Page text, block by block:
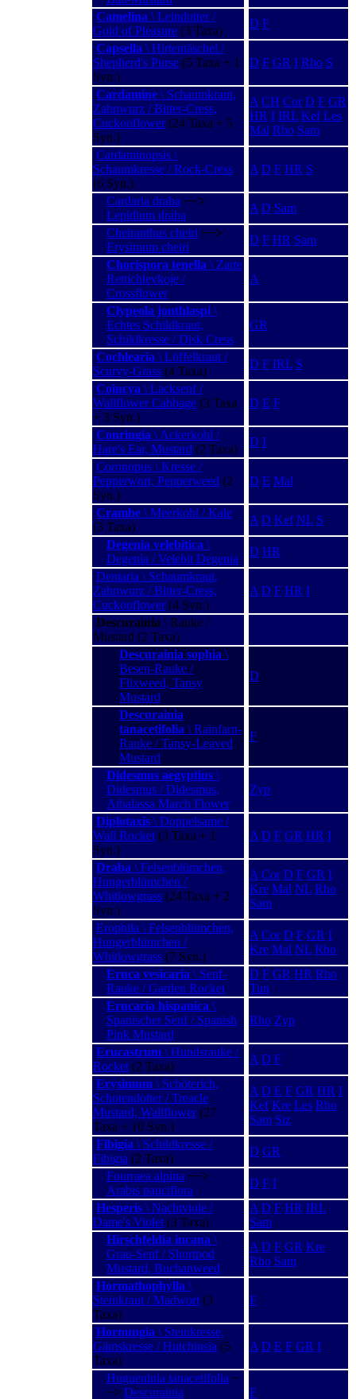
Camelina \ Leindotter /
Gold of Pleasure (3 Taxa)
D F
Capsella \ Hirtentäschel /
Shepherd's Purse (5 Taxa + 1
Syn.)
D F GR I Rho S
Cardamine \ Schaumkraut,
Zahnwurz / Bitter-Cress,
Cuckooflower(24 Taxa + 5
Syn.)
A CH Cor D F GR
HR I IRL Kef Les
Mal Rho Sam
Cardaminopsis \
Schaumkresse / Rock-Cress
(6 Syn.)
A D F HR S
Cardaria draba −−>
Lepidium draba
A D Sam
Cheiranthus cheiri −−>
Erysimum cheiri
D F HR Sam
Chorispora tenella \ Zarte
Rettichlevkoje /
Crossflower
A
Clypeola jonthlaspi \
Echtes Schildkraut,
Schildkresse / Disk Cress
GR
Cochlearia \ Löffelkraut /
Scurvy-Grass (4 Taxa)
D F IRL S
Coincya \ Lacksenf /
Wallflower Cabbage (3 Taxa
+ 3 Syn.)
D E F
Conringia \ Ackerkohl /
Hare's Ear, Mustard (2 Taxa)
D I
Coronopus \ Kresse /
Pepperwort, Pepperweed (2
Syn.)
D E Mal
Crambe \ Meerkohl / Kale
(3 Taxa)
A D Kef NL S
Degenia velebitica \
Degenia / Velebit Degenia
D HR
Dentaria \ Schaumkraut,
Zahnwurz / Bitter-Cress,
Cuckooflower(4 Syn.)
A D F HR I
Descurainia \ Rauke /
Mustard (2 Taxa)
Descurainia sophia \
Besen-Rauke /
Flixweed, Tansy
Mustard
D
Descurainia
tanacetifolia \ Rainfarn-
Rauke / Tansy-Leaved
Mustard
F
Didesmus aegyptius \
Didesmus / Didesmus,
Athalassa March Flower
Zyp
Diplotaxis \ Doppelsame /
Wall Rocket (3 Taxa + 1
Syn.)
A D F GR HR I
Draba \ Felsenblümchen,
Hungerblümchen /
Whitlowgrass (24 Taxa + 2
Syn.)
A Cor D F GR I
Kre Mal NL Rho
Sam
Erophila \ Felsenblümchen,
Hungerblümchen /
Whitlowgrass (7 Syn.)
A Cor D F GR I
Kre Mal NL Rho
Eruca vesicaria \ Senf-
Rauke / Garden Rocket
D F GR HR Rho
Tun
Erucaria hispanica \
Spanischer Senf / Spanish
Pink Mustard
Rho Zyp
Erucastrum \ Hundsrauke /
Rocket (2 Taxa)
A D F
Erysimum \ Schöterich,
Schotendotter / Treacle
Mustard, Wallflower(27
Taxa + 10 Syn.)
A D E F GR HR I
Kef Kre Les Rho
Sam Siz
Fibigia \ Schildkresse /
Fibigia (2 Taxa)
D GR
Fourraea alpina −−>
Arabis pauciflora
D F I
Hesperis \ Nachtviole /
Dame's Violet (3 Taxa)
A D F HR IRL
Sam
Hirschfeldia incana \
Grau-Senf / Shortpod
Mustard, Buchanweed
A D F GR Kre
Rho Sam
Hormathophylla \
Steinkraut / Madwort (3
Taxa)
F
Hornungia \ Steinkresse,
Gämskresse / Hutchinsia (5
Taxa)
A D E F GR I
Hugueninia tanacetifolia −
−> Descurainia F